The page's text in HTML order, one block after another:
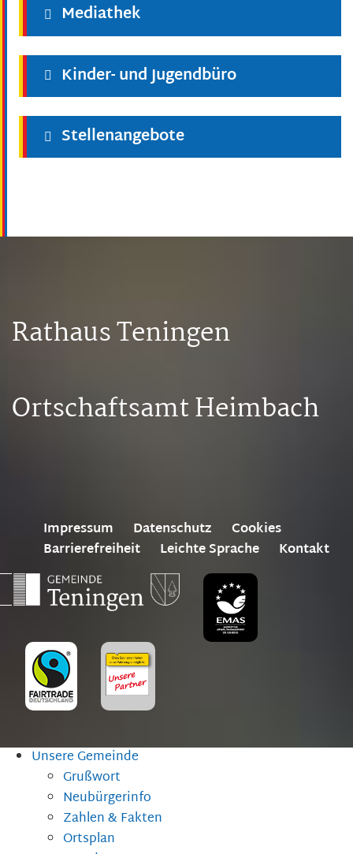
Mediathek
Kinder- und Jugendbüro
Stellenangebote
Rathaus Teningen
Ortschaftsamt Heimbach
Impressum Datenschutz
Cookies
Barrierefreiheit
Leichte Sprache Kontakt
Unsere Gemeinde
Grußwort
Neubürgerinfo
Zahlen & Fakten
Ortsplan